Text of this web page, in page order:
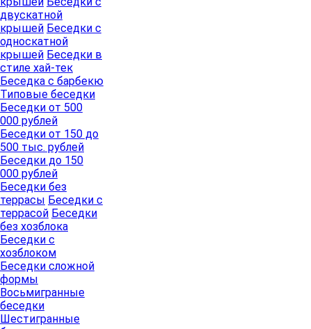
двускатной
крышей Беседки с
односкатной
крышей Беседки в
стиле хай-тек
Беседка с барбекю
Типовые беседки
Беседки от 500
000 рублей
Беседки от 150 до
500 тыс. рублей
Беседки до 150
000 рублей
Беседки без
террасы Беседки с
террасой Беседки
без хозблока
Беседки с
хозблоком
Беседки сложной
формы
Восьмигранные
беседки
Шестигранные